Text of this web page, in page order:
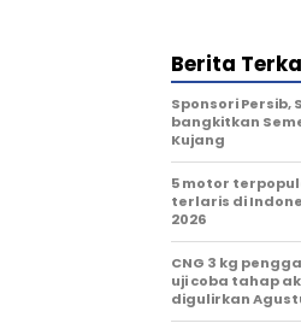
Berita
Sponsori Persib,
bangkitkan
Kujang
5 motor
terlaris di
2026
CNG 3 kg
uji coba tahap
digulirkan